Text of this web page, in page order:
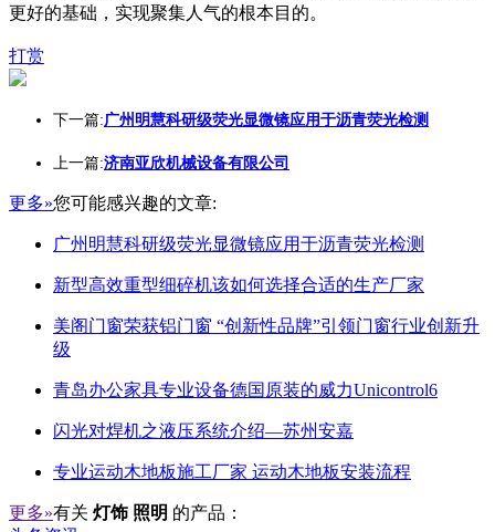
更好的基础，实现聚集人气的根本目的。
打赏
下一篇:广州明慧科研级荧光显微镜应用于沥青荧光检测
上一篇:济南亚欣机械设备有限公司
更多»您可能感兴趣的文章:
广州明慧科研级荧光显微镜应用于沥青荧光检测
新型高效重型细碎机该如何选择合适的生产厂家
美阁门窗荣获铝门窗 “创新性品牌”引领门窗行业创新升
级
青岛办公家具专业设备德国原装的威力Unicontrol6
闪光对焊机之液压系统介绍—苏州安嘉
专业运动木地板施工厂家 运动木地板安装流程
更多»有关 灯饰 照明 的产品：